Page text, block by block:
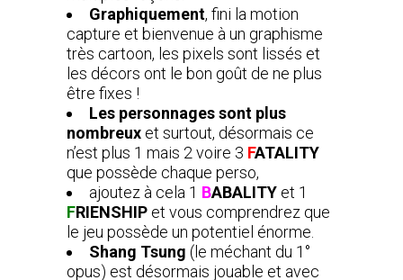
Graphiquement, fini la motion
capture et bienvenue à un graphisme
très cartoon, les pixels sont lissés et
les décors ont le bon goût de ne plus
être fixes !
Les personnages sont plus
nombreux et surtout, désormais ce
n’est plus 1 mais 2 voire 3 FATALITY
que possède chaque perso,
ajoutez à cela 1 BABALITY et 1
FRIENSHIP et vous comprendrez que
le jeu possède un potentiel énorme.
Shang Tsung (le méchant du 1°
opus) est désormais jouable et avec